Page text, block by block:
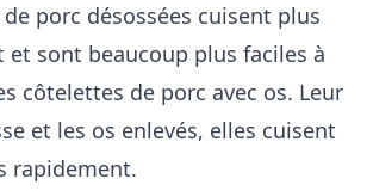
porc désossées cuisent plus
sont beaucoup plus faciles à
côtelettes de porc avec os. Leur
et les os enlevés, elles cuisent
rapidement.